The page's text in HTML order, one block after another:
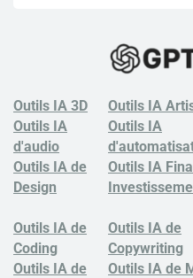
Outils IA 3D Outils IA
Outils IA
d'audio
Outils IA
Outils IA de
Design
Outils IA
Outils IA de
Coding
Outils IA de
Copywriting
Outils IA de
Outils IA de